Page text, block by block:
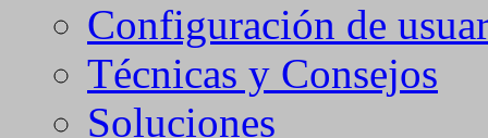
Configuración de
Técnicas y Consejos
Soluciones